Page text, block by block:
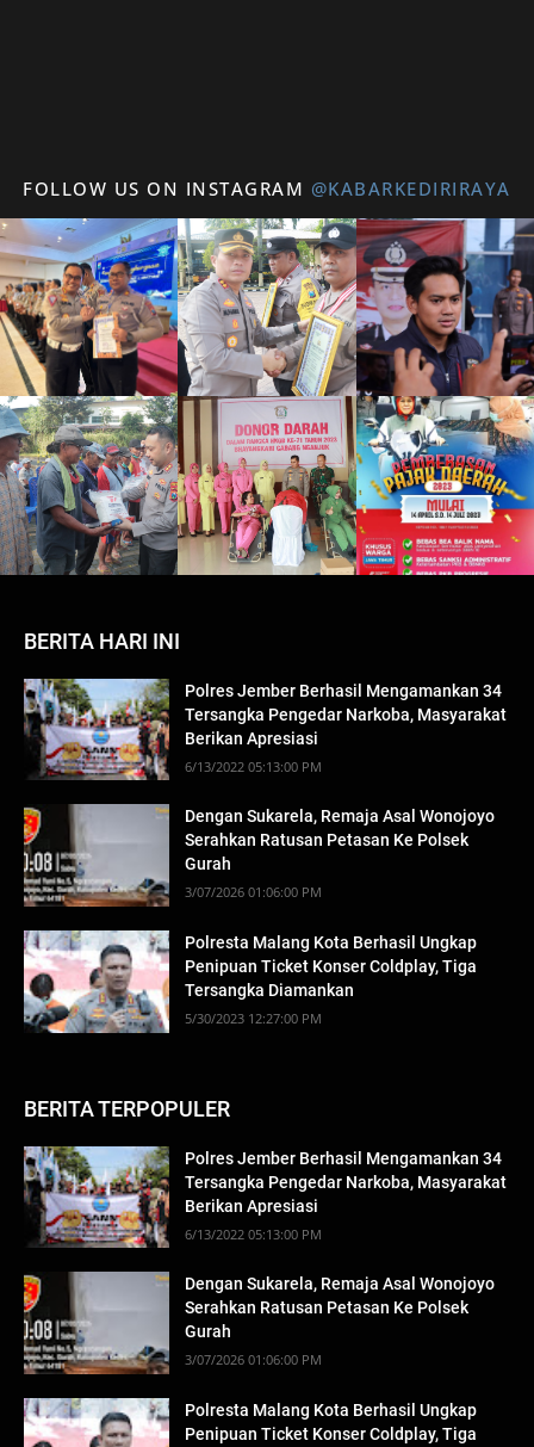
FOLLOW US ON INSTAGRAM @KABARKEDIRIRAYA
BERITA HARI INI
Polres Jember Berhasil Mengamankan 34
Tersangka Pengedar Narkoba, Masyarakat
Berikan Apresiasi
6/13/2022 05:13:00 PM
Dengan Sukarela, Remaja Asal Wonojoyo
Serahkan Ratusan Petasan Ke Polsek
Gurah
3/07/2026 01:06:00 PM
Polresta Malang Kota Berhasil Ungkap
Penipuan Ticket Konser Coldplay, Tiga
Tersangka Diamankan
5/30/2023 12:27:00 PM
BERITA TERPOPULER
Polres Jember Berhasil Mengamankan 34
Tersangka Pengedar Narkoba, Masyarakat
Berikan Apresiasi
6/13/2022 05:13:00 PM
Dengan Sukarela, Remaja Asal Wonojoyo
Serahkan Ratusan Petasan Ke Polsek
Gurah
3/07/2026 01:06:00 PM
Polresta Malang Kota Berhasil Ungkap
Penipuan Ticket Konser Coldplay, Tiga